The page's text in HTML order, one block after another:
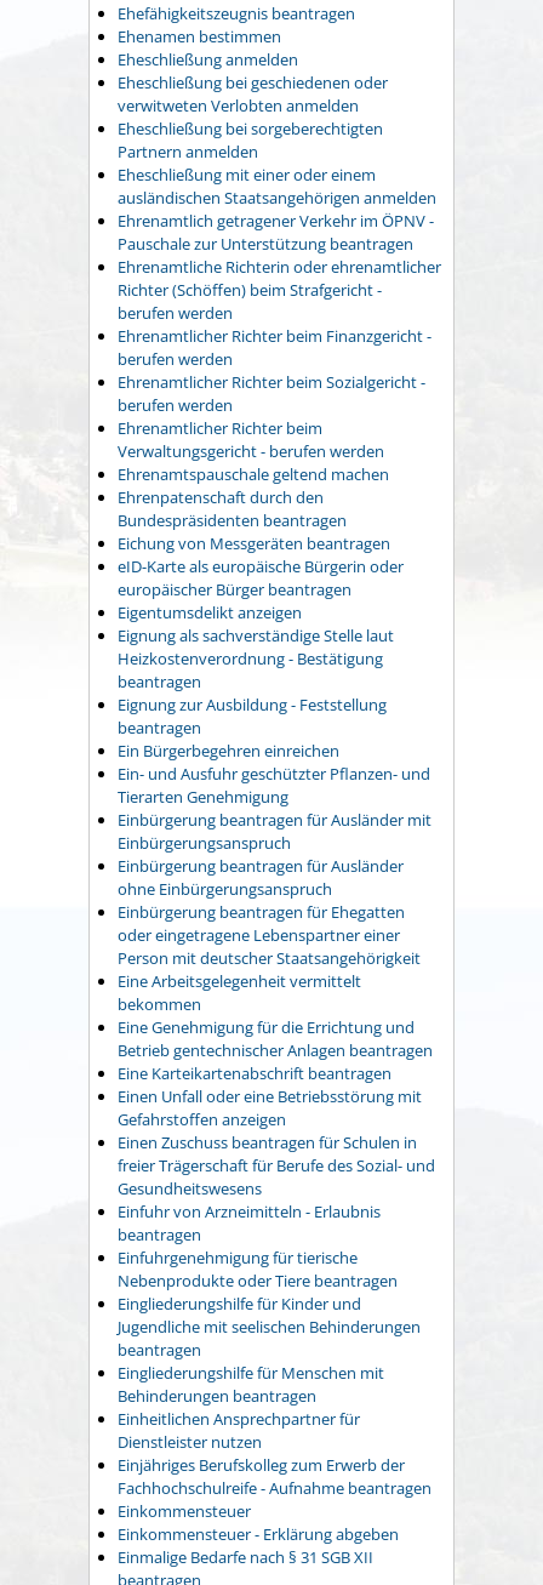
Ehefähigkeitszeugnis beantragen
Ehenamen bestimmen
Eheschließung anmelden
Eheschließung bei geschiedenen oder
verwitweten Verlobten anmelden
Eheschließung bei sorgeberechtigten
Partnern anmelden
Eheschließung mit einer oder einem
ausländischen Staatsangehörigen anmelden
Ehrenamtlich getragener Verkehr im ÖPNV -
Pauschale zur Unterstützung beantragen
Ehrenamtliche Richterin oder ehrenamtlicher
Richter (Schöffen) beim Strafgericht -
berufen werden
Ehrenamtlicher Richter beim Finanzgericht -
berufen werden
Ehrenamtlicher Richter beim Sozialgericht -
berufen werden
Ehrenamtlicher Richter beim
Verwaltungsgericht - berufen werden
Ehrenamtspauschale geltend machen
Ehrenpatenschaft durch den
Bundespräsidenten beantragen
Eichung von Messgeräten beantragen
eID-Karte als europäische Bürgerin oder
europäischer Bürger beantragen
Eigentumsdelikt anzeigen
Eignung als sachverständige Stelle laut
Heizkostenverordnung - Bestätigung
beantragen
Eignung zur Ausbildung - Feststellung
beantragen
Ein Bürgerbegehren einreichen
Ein- und Ausfuhr geschützter Pflanzen- und
Tierarten Genehmigung
Einbürgerung beantragen für Ausländer mit
Einbürgerungsanspruch
Einbürgerung beantragen für Ausländer
ohne Einbürgerungsanspruch
Einbürgerung beantragen für Ehegatten
oder eingetragene Lebenspartner einer
Person mit deutscher Staatsangehörigkeit
Eine Arbeitsgelegenheit vermittelt
bekommen
Eine Genehmigung für die Errichtung und
Betrieb gentechnischer Anlagen beantragen
Eine Karteikartenabschrift beantragen
Einen Unfall oder eine Betriebsstörung mit
Gefahrstoffen anzeigen
Einen Zuschuss beantragen für Schulen in
freier Trägerschaft für Berufe des Sozial- und
Gesundheitswesens
Einfuhr von Arzneimitteln - Erlaubnis
beantragen
Einfuhrgenehmigung für tierische
Nebenprodukte oder Tiere beantragen
Eingliederungshilfe für Kinder und
Jugendliche mit seelischen Behinderungen
beantragen
Eingliederungshilfe für Menschen mit
Behinderungen beantragen
Einheitlichen Ansprechpartner für
Dienstleister nutzen
Einjähriges Berufskolleg zum Erwerb der
Fachhochschulreife - Aufnahme beantragen
Einkommensteuer
Einkommensteuer - Erklärung abgeben
Einmalige Bedarfe nach § 31 SGB XII
beantragen